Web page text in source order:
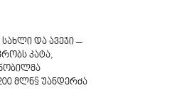
და ავეჯი –
კატა,
მლნ$ უანდერძა